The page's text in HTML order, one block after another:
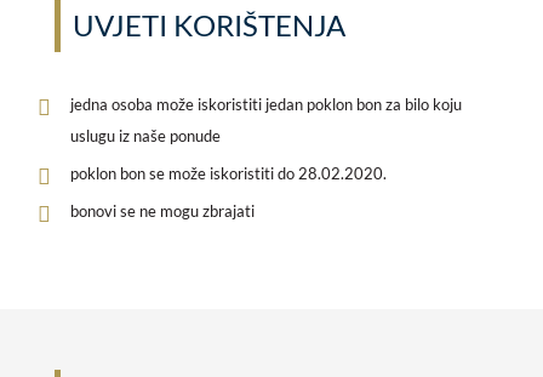
UVJETI KORIŠTENJA
jedna osoba može iskoristiti jedan poklon bon za bilo koju
uslugu iz naše ponude
poklon bon se može iskoristiti do 28.02.2020.
bonovi se ne mogu zbrajati